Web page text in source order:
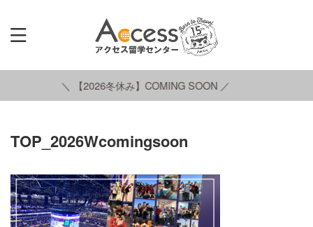
＼ 【2026冬休み】COMING SOON ／
TOP_2026Wcomingsoon